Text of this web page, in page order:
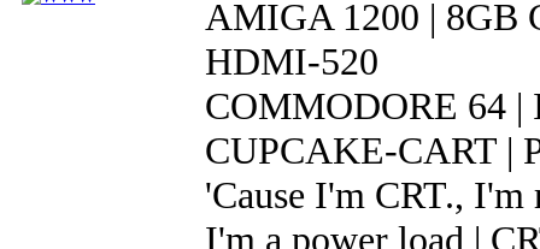
AMIGA 1200 | 8GB
HDMI-520
COMMODORE 64 |
CUPCAKE-CART |
'Cause I'm CRT.,
I'm a power load |